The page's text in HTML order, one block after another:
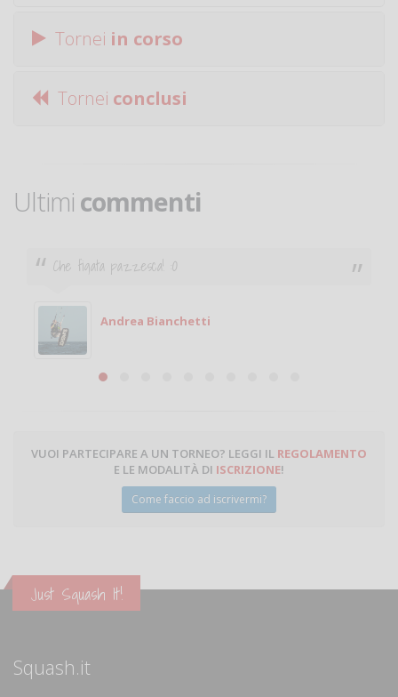
Tornei in corso
Tornei conclusi
Ultimi commenti
Ciao. Sono a Treviglio da poco e vorrei tornare a
Michele
Michele Miglionico
VUOI PARTECIPARE A UN TORNEO? LEGGI IL REGOLAMENTO
E LE MODALITÀ DI ISCRIZIONE!
Come faccio ad iscrivermi?
Just Squash It!
Squash.it